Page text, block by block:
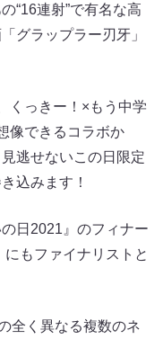
“16連射”で有名な高
グラップラー刃牙」
くっきー！×もう中学
像できるコラボか
逃せないこの日限定
込みます！
日2021』のフィナー
もファイナリストと
全く異なる複数のネ